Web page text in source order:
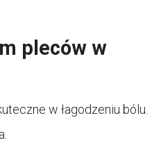
pleców w
w łagodzeniu bólu.